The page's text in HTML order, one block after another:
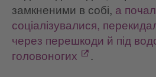
замкненими в собі, а
соціалізувалися,
через перешкоди й під
головоногих
.